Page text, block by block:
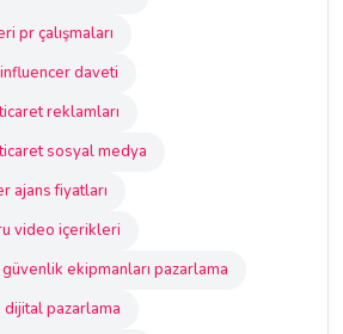
pr çalışmaları
daveti
reklamları
sosyal medya
ajans fiyatları
video içerikleri
ekipmanları pazarlama
pazarlama